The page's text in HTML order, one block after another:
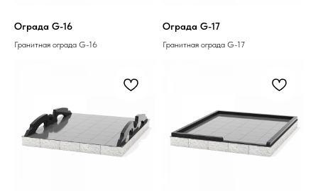
Ограда G-16
Гранитная ограда G-16
Ограда G-17
Гранитная ограда G-17